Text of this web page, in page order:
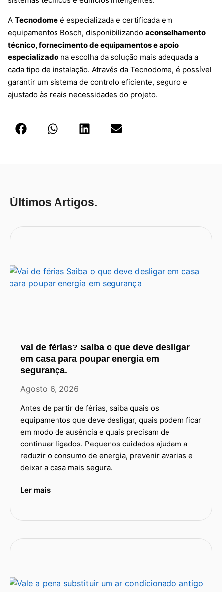
A Tecnodome é especializada e certificada em
equipamentos Bosch, disponibilizando aconselhamento
técnico, fornecimento de equipamentos e apoio
especializado na escolha da solução mais adequada a
cada tipo de instalação. Através da Tecnodome, é possível
garantir um sistema de controlo eficiente, seguro e
ajustado às reais necessidades do projeto.
Últimos Artigos.
Vai de férias? Saiba o que deve desligar
em casa para poupar energia em
segurança.
Agosto 6, 2026
Antes de partir de férias, saiba quais os
equipamentos que deve desligar, quais podem ficar
em modo de ausência e quais precisam de
continuar ligados. Pequenos cuidados ajudam a
reduzir o consumo de energia, prevenir avarias e
deixar a casa mais segura.
Ler mais